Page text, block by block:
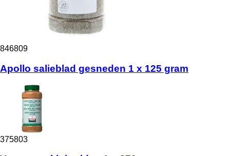
846809
Apollo salieblad gesneden 1 x 125 gram
375803